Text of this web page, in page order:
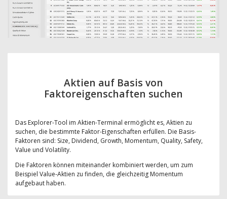
Aktien auf Basis von
Faktoreigenschaften suchen
Das Explorer-Tool im Aktien-Terminal ermöglicht es, Aktien zu
suchen, die bestimmte Faktor-Eigenschaften erfüllen. Die Basis-
Faktoren sind: Size, Dividend, Growth, Momentum, Quality, Safety,
Value und Volatility.
Die Faktoren können miteinander kombiniert werden, um zum
Beispiel Value-Aktien zu finden, die gleichzeitig Momentum
aufgebaut haben.